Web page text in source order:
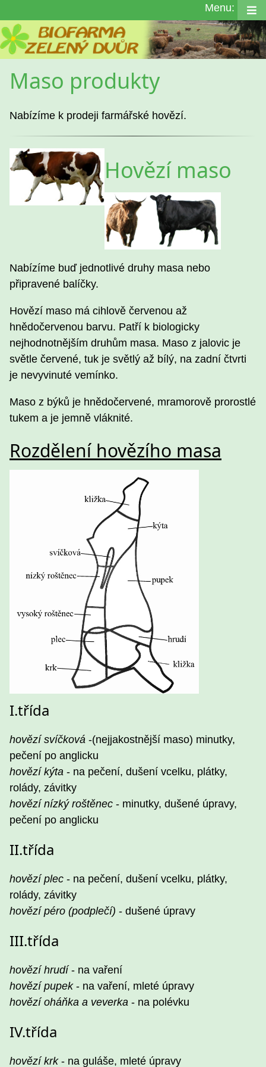
Menu:
Maso produkty
Nabízíme k prodeji farmářské hovězí.
Hovězí maso
Nabízíme buď jednotlivé druhy masa nebo
připravené balíčky.
Hovězí maso má cihlově červenou až
hnědočervenou barvu. Patří k biologicky
nejhodnotnějším druhům masa. Maso z jalovic je
světle červené, tuk je světlý až bílý, na zadní čtvrti
je nevyvinuté vemínko.
Maso z býků je hnědočervené, mramorově prorostlé
tukem a je jemně vláknité.
Rozdělení hovězího masa
I.třída
hovězí svíčková -(nejjakostnější maso) minutky,
pečení po anglicku
hovězí kýta - na pečení, dušení vcelku, plátky,
rolády, závitky
hovězí nízký roštěnec - minutky, dušené úpravy,
pečení po anglicku
II.třída
hovězí plec - na pečení, dušení vcelku, plátky,
rolády, závitky
hovězí péro (podplečí) - dušené úpravy
III.třída
hovězí hrudí- na vaření
hovězí pupek- na vaření, mleté úpravy
hovězí oháňka a veverka - na polévku
IV.třída
hovězí krk- na guláše, mleté úpravy